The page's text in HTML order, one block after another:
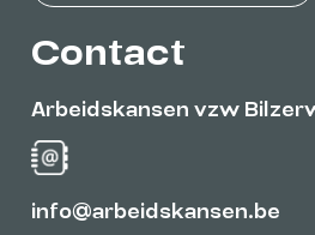
Contact
Arbeidskansen vzw
info@arbeidskansen.be